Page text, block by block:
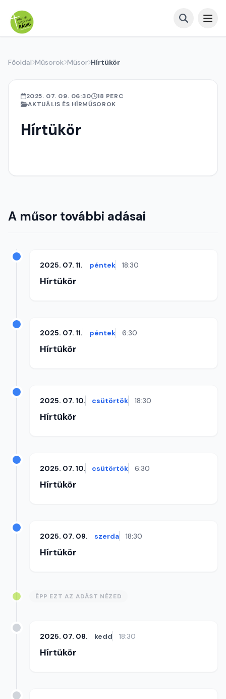
Főoldal Műsorok Műsor Hírtükör
2025. 07. 09. 06:30
18 PERC
AKTUÁLIS ÉS HÍRMŰSOROK
Hírtükör
A műsor további adásai
2025. 07. 11. péntek 18:30
Hírtükör
2025. 07. 11. péntek 6:30
Hírtükör
2025. 07. 10. csütörtök 18:30
Hírtükör
2025. 07. 10. csütörtök 6:30
Hírtükör
2025. 07. 09. szerda 18:30
Hírtükör
ÉPP EZT AZ ADÁST NÉZED
2025. 07. 08. kedd 18:30
Hírtükör